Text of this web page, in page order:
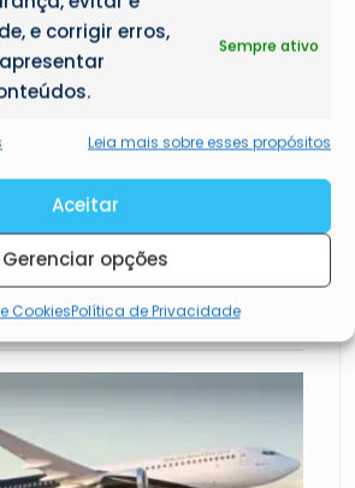
e corrigir erros,
Sempre ativo
Leia mais sobre esses propósitos
Aceitar
Gerenciar opções
CookiesPolítica de Privacidade